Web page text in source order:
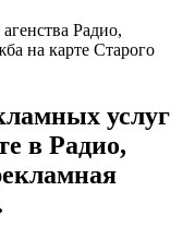
Радио,
на карте Старого
услуг
в Радио,